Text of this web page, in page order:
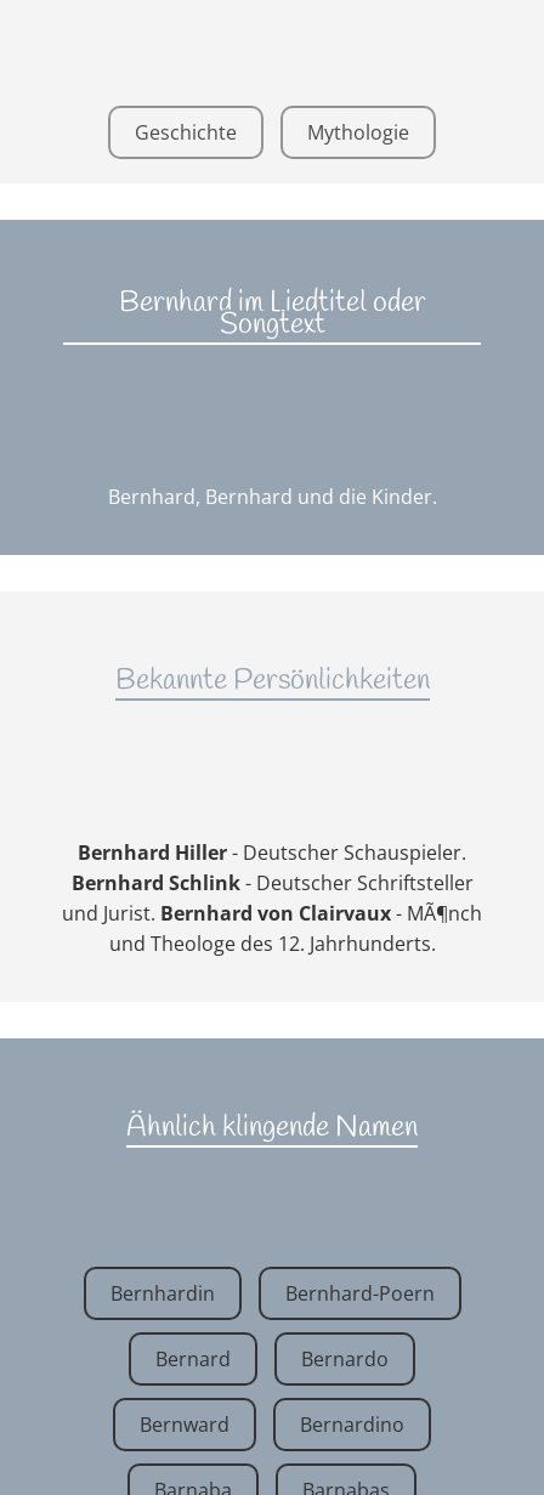
Geschichte Mythologie
Bernhard im Liedtitel oder
Songtext
Bernhard, Bernhard und die Kinder.
Bekannte Persönlichkeiten
Bernhard Hiller- Deutscher Schauspieler.
Bernhard Schlink- Deutscher Schriftsteller
und Jurist. Bernhard von Clairvaux- MÃ¶nch
und Theologe des 12. Jahrhunderts.
Ähnlich klingende Namen
Bernhardin Bernhard-Poern
Bernard Bernardo
Bernward Bernardino